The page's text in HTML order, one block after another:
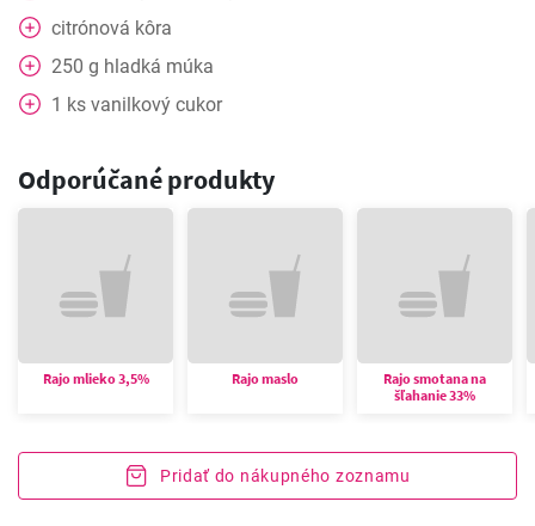
citrónová kôra
250 g hladká múka
1 ks vanilkový cukor
Odporúčané produkty
Rajo mlieko 3,5% Rajo maslo
Rajo smotana na
šľahanie 33%
Pridať do nákupného zoznamu